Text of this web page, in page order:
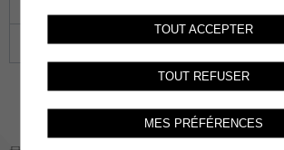
27 28 29 30
TOUT ACCEPTER
TOUT REFUSER
MES PRÉFÉRENCES